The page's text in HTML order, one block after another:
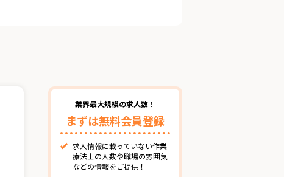
業界最大規模の求人数！
まずは無料会員登録
求人情報に載っていない作業
療法士の人数や職場の雰囲気
などの情報をご提供！